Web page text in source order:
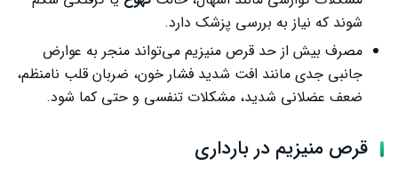
شوند که نیاز به بررسی پزشک دارد.
مصرف بیش از حد قرص منیزیم می‌تواند منجر به عوارض
جانبی جدی مانند افت شدید فشار خون، ضربان قلب نامنظم،
ضعف عضلانی شدید، مشکلات تنفسی و حتی کما شود.
قرص منیزیم در بارداری